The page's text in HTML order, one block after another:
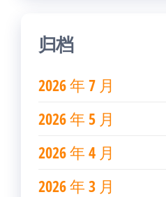
归档
2026 年 7 月
2026 年 5 月
2026 年 4 月
2026 年 3 月